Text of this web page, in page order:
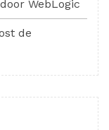
WebLogic
de